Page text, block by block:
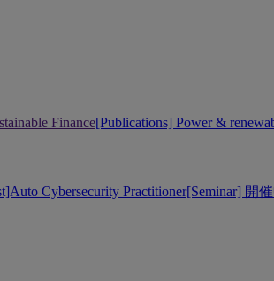
Finance[Publications] Power &
Cybersecurity Practitioner[Seminar] 開